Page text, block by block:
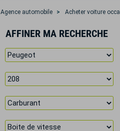
Agence automobile Acheter voiture
AFFINER MA RECHERCHE